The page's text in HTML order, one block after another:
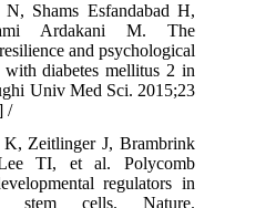
N, Shams Esfandabad H,
Ardakani M. The
and psychological
with diabetes mellitus 2 in
Univ Med Sci. 2015;23
/
K, Zeitlinger J, Brambrink
TI, et al. Polycomb
regulators in
stem cells. Nature.